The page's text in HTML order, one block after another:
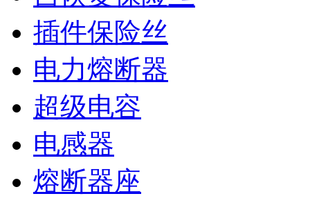
插件保险丝
电力熔断器
超级电容
电感器
熔断器座